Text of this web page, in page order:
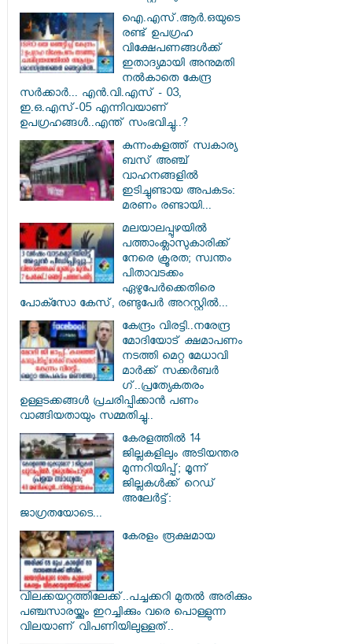
ഐ.എസ്.ആർ.ഒയുടെ
രണ്ട് ഉപഗ്രഹ
വിക്ഷേപണങ്ങൾക്ക്
ഇതാദ്യമായി അനുമതി
നൽകാതെ കേന്ദ്ര
സർക്കാർ... എൻ.വി.എസ് - 03,
ഇ.ഒ.എസ്-05 എന്നിവയാണ്
ഉപഗ്രഹങ്ങൾ..എന്ത് സംഭവിച്ചു..?
കുന്നംകുളത്ത് സ്വകാര്യ
ബസ് അഞ്ച്
വാഹനങ്ങളിൽ
ഇടിച്ചുണ്ടായ അപകടം:
മരണം രണ്ടായി...
മലയാലപ്പുഴയിൽ
പത്താംക്ലാസുകാരിക്ക്
നേരെ ക്രൂരത; സ്വന്തം
പിതാവടക്കം
ഏഴുപേർക്കെതിരെ
പോക്സോ കേസ്, രണ്ടുപേർ അറസ്റ്റിൽ...
കേന്ദ്രം വിരട്ടി..നരേന്ദ്ര
മോദിയോട് ക്ഷമാപണം
നടത്തി മെറ്റ മേധാവി
മാർക്ക് സക്കർബർ​
ഗ്..പ്രത്യേകതരം
ഉള്ളടക്കങ്ങൾ പ്രചരിപ്പിക്കാൻ പണം
വാങ്ങിയതായും സമ്മതിച്ചു..
കേരളത്തിൽ 14
ജില്ലകളിലും അടിയന്തര
മുന്നറിയിപ്പ്; മൂന്ന്
ജില്ലകൾക്ക് റെഡ്
അലേർട്ട്:
ജാഗ്രതയോടെ...
കേരളം രൂക്ഷമായ
വിലക്കയറ്റത്തിലേക്ക്..പച്ചക്കറി മുതൽ അരിക്കും
പഞ്ചസാരയ്ക്കും ഇറച്ചിക്കും വരെ പൊള്ളുന്ന
വിലയാണ് വിപണിയിലുള്ളത്..